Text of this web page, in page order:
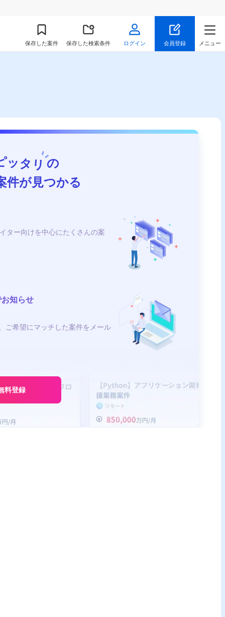
保存した案件 保存した検索条件 ログイン 会員登録 メニュー
ッタリの
件が見つかる
ター向けを中心にたくさんの案
知らせ
ご希望にマッチした案件をメール
料登録